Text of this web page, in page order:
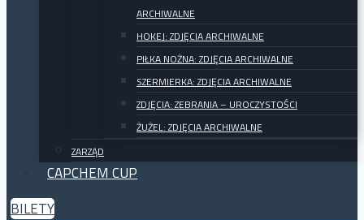
ARCHIWALNE
HOKEJ: ZDJĘCIA ARCHIWALNE
PIŁKA NOŻNA: ZDJĘCIA ARCHIWALNE
SZERMIERKA: ZDJĘCIA ARCHIWALNE
ZDJĘCIA: ZEBRANIA – UROCZYSTOŚCI
ŻUŻEL: ZDJĘCIA ARCHIWALNE
ZARZĄD
CAPCHEM CUP
BILETY